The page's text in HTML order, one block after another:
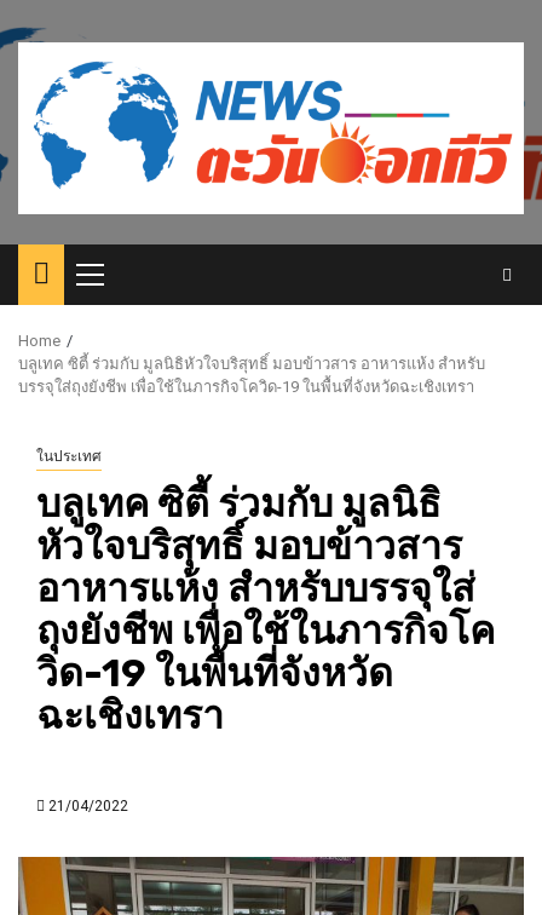
to
content
Primary
Menu
Home
บลูเทค ซิตี้ ร่วมกับ มูลนิธิหัวใจบริสุทธิ์ มอบข้าวสาร อาหารแห้ง สำหรับ
บรรจุใส่ถุงยังชีพ เพื่อใช้ในภารกิจโควิด-19 ในพื้นที่จังหวัดฉะเชิงเทรา
ในประเทศ
บลูเทค ซิตี้ ร่วมกับ มูลนิธิ
หัวใจบริสุทธิ์ มอบข้าวสาร
อาหารแห้ง สำหรับบรรจุใส่
ถุงยังชีพ เพื่อใช้ในภารกิจโค
วิด-19 ในพื้นที่จังหวัด
ฉะเชิงเทรา
21/04/2022